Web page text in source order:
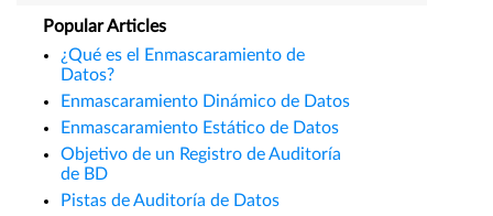
Popular Articles
¿Qué es el Enmascaramiento de
Datos?
Enmascaramiento Dinámico de Datos
Enmascaramiento Estático de Datos
Objetivo de un Registro de Auditoría
de BD
Pistas de Auditoría de Datos